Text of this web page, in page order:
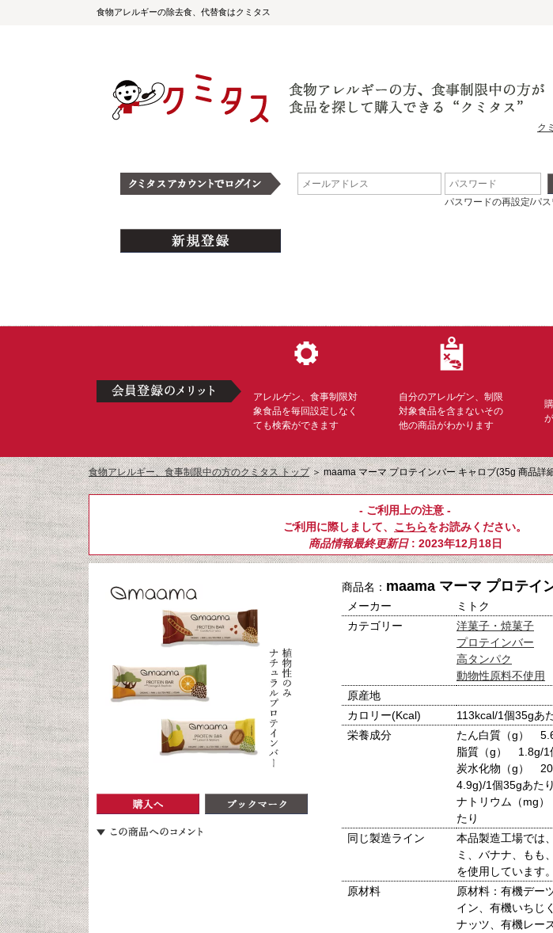
食物アレルギーの除去食、代替食はクミタス
ク
パスワードの再設定/パ
アレルゲン、食事制限対
象食品を毎回設定しなく
ても検索ができます
自分のアレルゲン、制限
対象食品を含まないその
他の商品がわかります
食物アレルギー、食事制限中の方のクミタス トップ＞maama マーマ プロテインバー キャロブ(35g 商品詳
- ご利用上の注意 -
ご利用に際しまして、 こちらをお読みください。
商品情報最終更新日: 2023年12月18日
商品名： maama マーマ プロテイ
メーカー
ミトク
カテゴリー
洋菓子・焼菓子
プロテインバー
高タンパク
動物性原料不使用
原産地
カロリー(Kcal)
113kcal/1個35gあ
栄養成分
たん白質（g）
脂質（g） 1.8g/1
炭水化物（g）
4.9g)/1個35gあたり
ナトリウム（mg
たり
同じ製造ライン
本品製造工場では
ミ、バナナ、もも
を使用しています。
原材料
原材料：有機デー
イン、有機いちじ
ナッツ、有機レー